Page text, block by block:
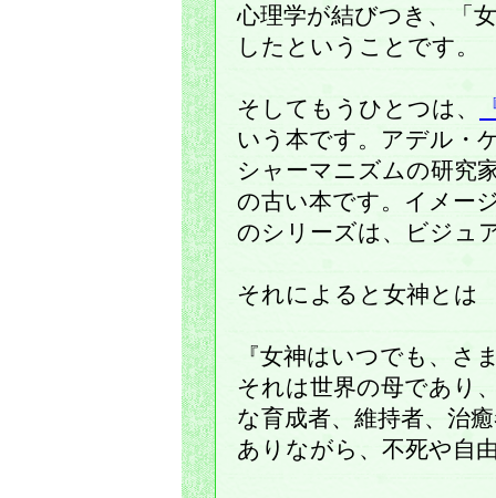
心理学が結びつき、「
したということです。
そしてもうひとつは、
いう本です。アデル・
シャーマニズムの研究
の古い本です。イメー
のシリーズは、ビジュ
それによると女神とは
『女神はいつでも、さ
それは世界の母であり
な育成者、維持者、治
ありながら、不死や自